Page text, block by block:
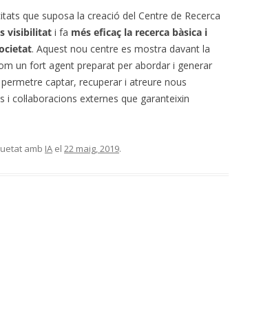
que suposa la creació del Centre de Recerca
visibilitat i fa més eficaç la recerca bàsica i
. Aquest nou centre es mostra davant la
un fort agent preparat per abordar i generar
captar, recuperar i atreure nous
col·laboracions externes que garanteixin
amb IA el 22 maig, 2019.